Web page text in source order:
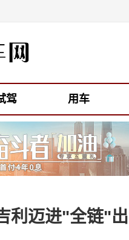
驾 用车
利迈进"全链"